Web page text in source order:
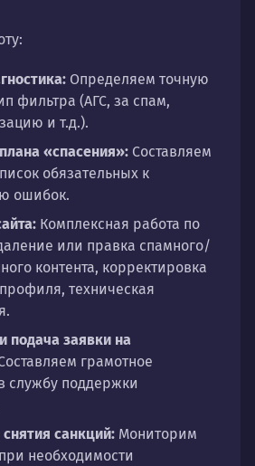
Определяем точную
фильтра (АГС, за спам,
и т.д.).
«спасения»: Составляем
обязательных к
ошибок.
Комплексная работа по
или правка спамного/
контента, корректировка
техническая
подача заявки на
грамотное
службу поддержки
санкций: Мониторим
необходимости